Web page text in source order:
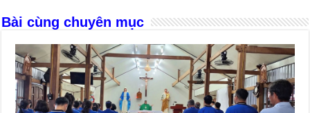
Bài cùng chuyên mục